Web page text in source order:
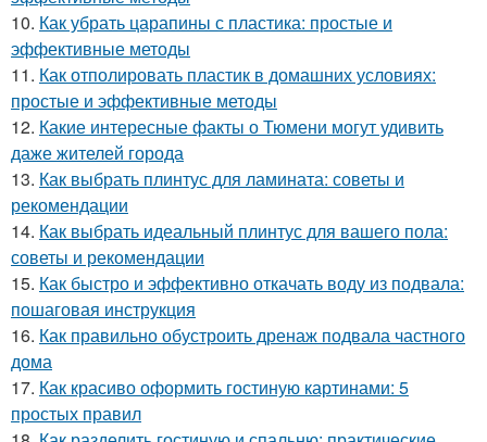
10. Как убрать царапины с пластика: простые и
эффективные методы
11. Как отполировать пластик в домашних условиях:
простые и эффективные методы
12. Какие интересные факты о Тюмени могут удивить
даже жителей города
13. Как выбрать плинтус для ламината: советы и
рекомендации
14. Как выбрать идеальный плинтус для вашего пола:
советы и рекомендации
15. Как быстро и эффективно откачать воду из подвала:
пошаговая инструкция
16. Как правильно обустроить дренаж подвала частного
дома
17. Как красиво оформить гостиную картинами: 5
простых правил